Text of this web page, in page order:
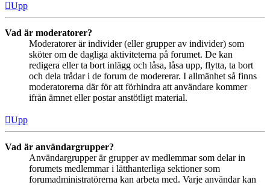
Upp
Vad är moderatorer?
Moderatorer är individer (eller grupper av individer) som
sköter om de dagliga aktiviteterna på forumet. De kan
redigera eller ta bort inlägg och låsa, låsa upp, flytta, ta bort
och dela trådar i de forum de modererar. I allmänhet så finns
moderatorerna där för att förhindra att användare kommer
ifrån ämnet eller postar anstötligt material.
Upp
Vad är användargrupper?
Användargrupper är grupper av medlemmar som delar in
forumets medlemmar i lätthanterliga sektioner som
forumadministratörerna kan arbeta med. Varje användar kan